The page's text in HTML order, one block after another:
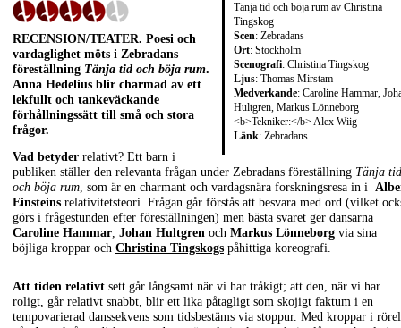
Tänja tid och böja rum av Christina
Tingskog
Scen: Zebradans
Ort: Stockholm
Scenografi: Christina Tingskog
Ljus: Thomas Mirstam
Medverkande: Caroline Hammar,
Hultgren, Markus Lönneborg
<b>Tekniker:</b> Alex Wiig
Länk: Zebradans
RECENSION/TEATER. Poesi och
vardaglighet möts i Zebradans
föreställning Tänja tid och böja rum.
Anna Hedelius blir charmad av ett
lekfullt och tankeväckande
förhållningssätt till små och stora
frågor.
Vad betyder relativt? Ett barn i
publiken ställer den relevanta frågan under Zebradans föreställning Tänja tid
och böja rum, som är en charmant och vardagsnära forskningsresa in i
Einsteins relativitetsteori. Frågan går förstås att besvara med ord (vilket
görs i frågestunden efter föreställningen) men bästa svaret ger dansarna
Caroline Hammar, Johan Hultgren och Markus Lönneborg via sina
böjliga kroppar och Christina Tingskogs påhittiga koreografi.
Att tiden relativt sett går långsamt när vi har tråkigt; att den, när vi har
roligt, går relativt snabbt, blir ett lika påtagligt som skojigt faktum i en
tempovarierad danssekvens som tidsbestäms via stoppur. Med kroppar i